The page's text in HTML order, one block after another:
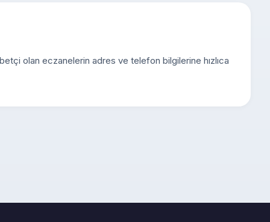
olan eczanelerin adres ve telefon bilgilerine hızlıca